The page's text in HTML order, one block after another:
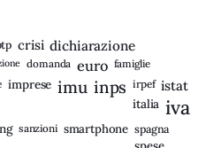
crisi dichiarazione
domanda euro famiglie
imprese imu inps irpef istat
italia iva
sanzioni smartphone spagna